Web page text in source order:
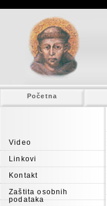
Početna
Video
Linkovi
Kontakt
Zaštita osobnih
podataka